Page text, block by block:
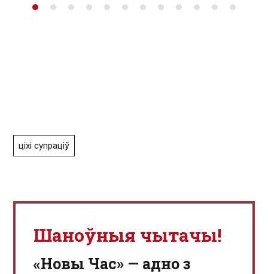
ціхі супраціў
Шаноўныя чытачы!
«Новы Час» — адно з